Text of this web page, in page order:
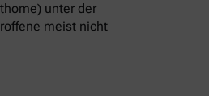
unter der
meist nicht